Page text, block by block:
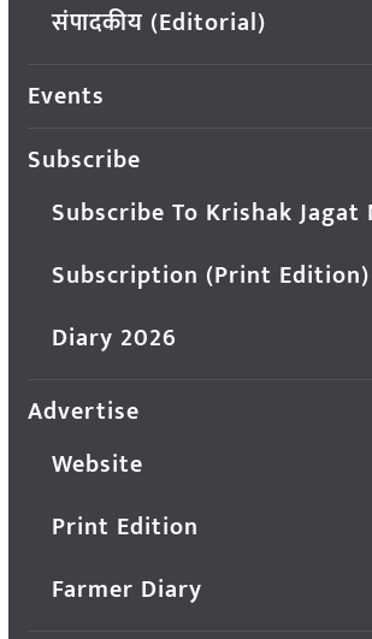
संपादकीय (Editorial)
Events
Subscribe
Subscribe To Krishak
Subscription (Print Edition)
Diary 2026
Advertise
Website
Print Edition
Farmer Diary